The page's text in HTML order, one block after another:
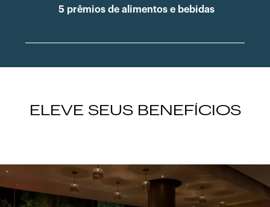
5 prêmios de alimentos e bebidas
ELEVE SEUS BENEFÍCIOS